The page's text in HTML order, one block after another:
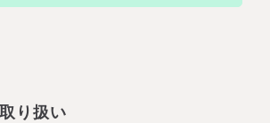
り扱い